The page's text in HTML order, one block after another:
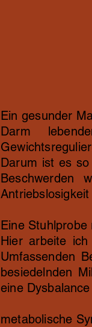
Ein gesunder
Darm
Darum ist es
Beschwerden
Eine
Hier arbeite ich
Umfassenden
besiedelnden
eine Dysbalance
metabolische